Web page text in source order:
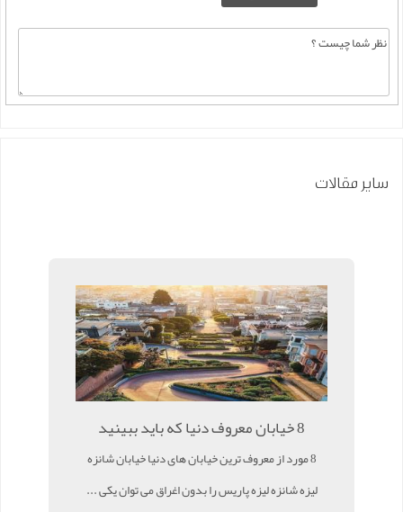
سایر مقالات
8 خیابان معروف دنیا که باید ببینید
8 مورد از معروف ترین خیابان های دنیا خیابان شانزه
لیزه شانزه لیزه پاریس را بدون اغراق می توان یکی ...